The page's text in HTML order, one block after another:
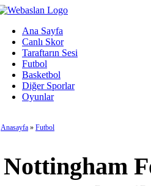
Ana Sayfa
Canlı Skor
Taraftarın Sesi
Futbol
Basketbol
Diğer Sporlar
Oyunlar
Anasayfa » Futbol
Nottingham